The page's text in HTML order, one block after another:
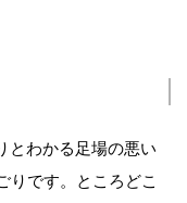
とわかる足場の悪い
りです。ところどこ